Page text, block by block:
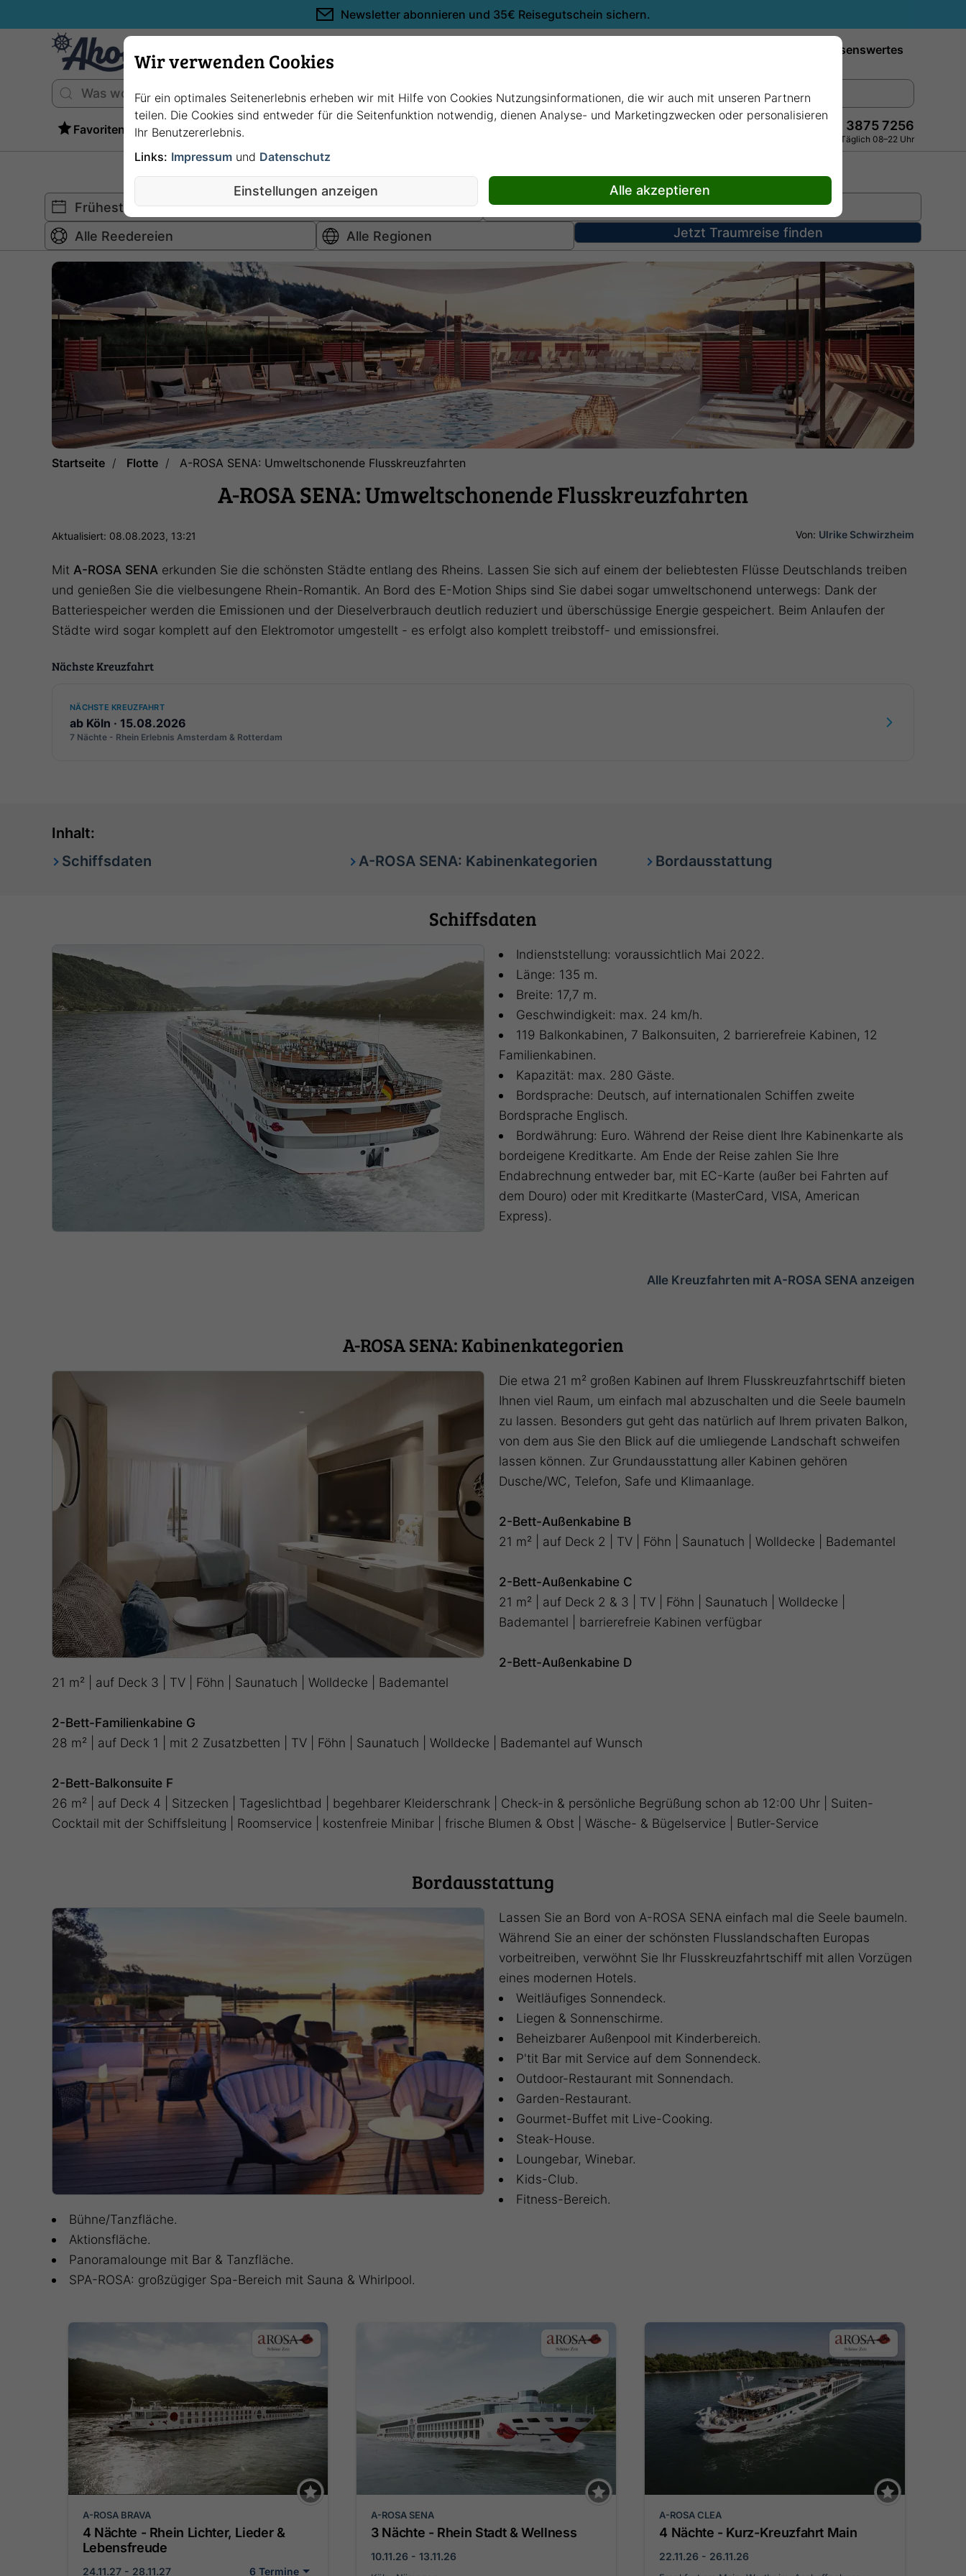
Newsletter abonnieren und 35€ Reisegutschein sichern.
Wissenswertes
Favoriten +49 228 3875 7256
Persönlich · Kostenlos · Täglich 08–22 Uhr
Jetzt Traumreise finden
Startseite Flotte A-ROSA SENA: Umweltschonende Flusskreuzfahrten
A-ROSA SENA: Umweltschonende Flusskreuzfahrten
Von: Ulrike Schwirzheim
Aktualisiert: 08.08.2023, 13:21
Mit A-ROSA SENA erkunden Sie die schönsten Städte entlang des Rheins. Lassen Sie sich auf einem der beliebtesten Flüsse Deutschlands treiben
und genießen Sie die vielbesungene Rhein-Romantik. An Bord des E-Motion Ships sind Sie dabei sogar umweltschonend unterwegs: Dank der
Batteriespeicher werden die Emissionen und der Dieselverbrauch deutlich reduziert und überschüssige Energie gespeichert. Beim Anlaufen der
Städte wird sogar komplett auf den Elektromotor umgestellt - es erfolgt also komplett treibstoff- und emissionsfrei.
Nächste Kreuzfahrt
NÄCHSTE KREUZFAHRT
ab Köln · 15.08.2026
7 Nächte - Rhein Erlebnis Amsterdam & Rotterdam
Inhalt:
Schiffsdaten
A-ROSA SENA: Kabinenkategorien Bordausstattung
Schiffsdaten
Indienststellung: voraussichtlich Mai 2022.
Länge: 135 m.
Breite: 17,7 m.
Geschwindigkeit: max. 24 km/h.
119 Balkonkabinen, 7 Balkonsuiten, 2 barrierefreie Kabinen, 12
Familienkabinen.
Kapazität: max. 280 Gäste.
Bordsprache: Deutsch, auf internationalen Schiffen zweite
Bordsprache Englisch.
Bordwährung: Euro. Während der Reise dient Ihre Kabinenkarte als
bordeigene Kreditkarte. Am Ende der Reise zahlen Sie Ihre
Endabrechnung entweder bar, mit EC-Karte (außer bei Fahrten auf
dem Douro) oder mit Kreditkarte (MasterCard, VISA, American
Express).
Alle Kreuzfahrten mit A-ROSA SENA anzeigen
A-ROSA SENA: Kabinenkategorien
Die etwa 21 m² großen Kabinen auf Ihrem Flusskreuzfahrtschiff bieten
Ihnen viel Raum, um einfach mal abzuschalten und die Seele baumeln
zu lassen. Besonders gut geht das natürlich auf Ihrem privaten Balkon,
von dem aus Sie den Blick auf die umliegende Landschaft schweifen
lassen können. Zur Grundausstattung aller Kabinen gehören
Dusche/WC, Telefon, Safe und Klimaanlage.
2-Bett-Außenkabine B
21 m² | auf Deck 2 | TV | Föhn | Saunatuch | Wolldecke | Bademantel
2-Bett-Außenkabine C
21 m² | auf Deck 2 & 3 | TV | Föhn | Saunatuch | Wolldecke |
Bademantel | barrierefreie Kabinen verfügbar
2-Bett-Außenkabine D
21 m² | auf Deck 3 | TV | Föhn | Saunatuch | Wolldecke | Bademantel
2-Bett-Familienkabine G
28 m² | auf Deck 1 | mit 2 Zusatzbetten | TV | Föhn | Saunatuch | Wolldecke | Bademantel auf Wunsch
2-Bett-Balkonsuite F
26 m² | auf Deck 4 | Sitzecken | Tageslichtbad | begehbarer Kleiderschrank | Check-in & persönliche Begrüßung schon ab 12:00 Uhr | Suiten-
Cocktail mit der Schiffsleitung | Roomservice | kostenfreie Minibar | frische Blumen & Obst | Wäsche- & Bügelservice | Butler-Service
Bordausstattung
Lassen Sie an Bord von A-ROSA SENA einfach mal die Seele baumeln.
Während Sie an einer der schönsten Flusslandschaften Europas
vorbeitreiben, verwöhnt Sie Ihr Flusskreuzfahrtschiff mit allen Vorzügen
eines modernen Hotels.
Weitläufiges Sonnendeck.
Liegen & Sonnenschirme.
Beheizbarer Außenpool mit Kinderbereich.
P'tit Bar mit Service auf dem Sonnendeck.
Outdoor-Restaurant mit Sonnendach.
Garden-Restaurant.
Gourmet-Buffet mit Live-Cooking.
Steak-House.
Loungebar, Winebar.
Kids-Club.
Fitness-Bereich.
Bühne/Tanzfläche.
Aktionsfläche.
Panoramalounge mit Bar & Tanzfläche.
SPA-ROSA: großzügiger Spa-Bereich mit Sauna & Whirlpool.
A-ROSA BRAVA
4 Nächte - Rhein Lichter, Lieder &
Lebensfreude
24.11.27 - 28.11.27 6 Termine
A-ROSA SENA
3 Nächte - Rhein Stadt & Wellness
10.11.26 - 13.11.26
A-ROSA CLEA
4 Nächte - Kurz-Kreuzfahrt Main
22.11.26 - 26.11.26
Wir verwenden Cookies
Für ein optimales Seitenerlebnis erheben wir mit Hilfe von Cookies Nutzungsinformationen, die wir auch mit unseren Partnern
teilen. Die Cookies sind entweder für die Seitenfunktion notwendig, dienen Analyse- und Marketingzwecken oder personalisieren
Ihr Benutzererlebnis.
Links: Impressum und Datenschutz
Einstellungen anzeigen Alle akzeptieren